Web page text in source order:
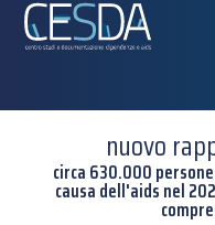
nuovo
circa 630.000
causa dell'aids nel